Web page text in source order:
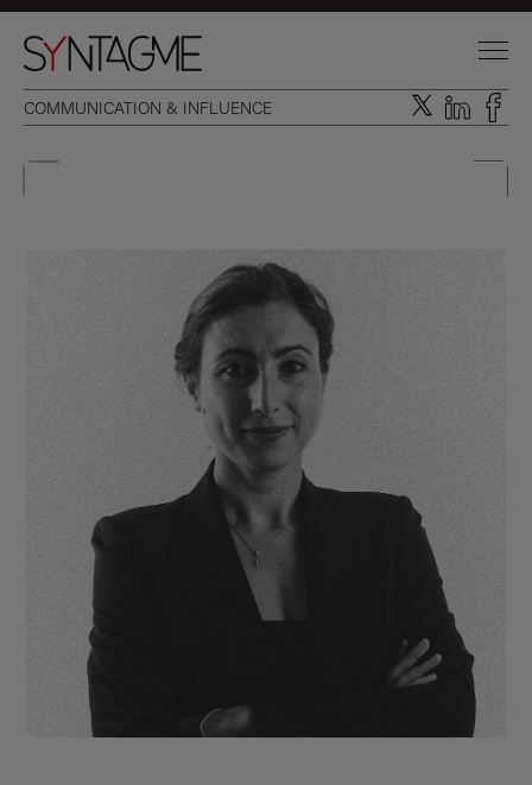
DOMAINES D’INTERVENTION
EXPERTISES INTÉGRÉES
L’AGENCE
PARTENAIRES
ILS ONT CHOISI L’INFLUENCE
ACTUALITÉS
ENTREPRISE À MISSION
COMMUNICATION & INFLUENCE